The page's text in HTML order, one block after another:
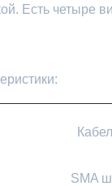
Есть четыре
SMA